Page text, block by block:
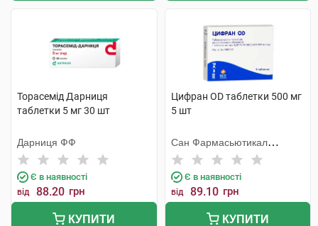
Торасемід Дарниця
таблетки 5 мг 30 шт
Дарниця ФФ
Є в наявності
від 88.20 грн
КУПИТИ
Цифран OD таблетки 500 мг
5 шт
Сан Фармасьютикал
Індастріз
Є в наявності
від 89.10 грн
КУПИТИ